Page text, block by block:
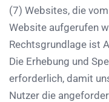
(7) Websites, die
Website aufgerufen
Rechtsgrundlage ist
Die Erhebung und
erforderlich, damit
Nutzer die